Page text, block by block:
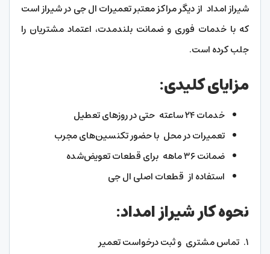
شیراز امداد از دیگر مراکز معتبر تعمیرات ال جی در شیراز است
که با خدمات فوری و ضمانت بلندمدت، اعتماد مشتریان را
جلب کرده است.
مزایای کلیدی:
خدمات ۲۴ ساعته حتی در روزهای تعطیل
تعمیرات در محل با حضور تکنسین‌های مجرب
ضمانت ۳۶ ماهه برای قطعات تعویض‌شده
استفاده از قطعات اصلی ال جی
نحوه کار شیراز امداد:
۱. تماس مشتری و ثبت درخواست تعمیر